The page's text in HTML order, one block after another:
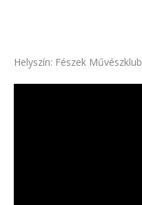
Helyszín: Fészek Művészklub